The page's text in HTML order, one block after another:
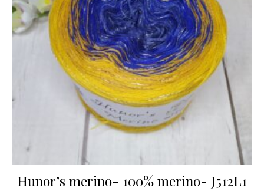
Hunor’s merino- 100% merino- J512L1